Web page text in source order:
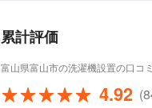
累計評価
富山県富山市の洗濯機設置の口コ
4.92